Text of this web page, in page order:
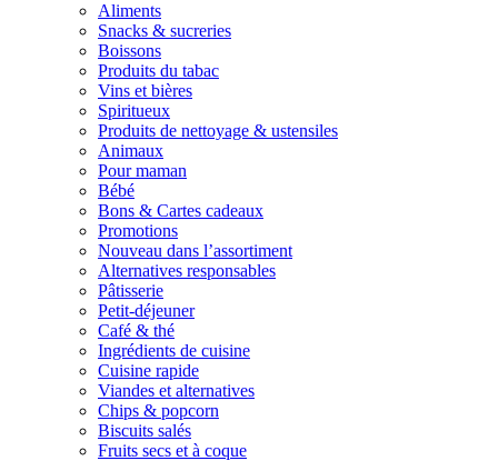
Aliments
Snacks & sucreries
Boissons
Produits du tabac
Vins et bières
Spiritueux
Produits de nettoyage & ustensiles
Animaux
Pour maman
Bébé
Bons & Cartes cadeaux
Promotions
Nouveau dans l’assortiment
Alternatives responsables
Pâtisserie
Petit-déjeuner
Café & thé
Ingrédients de cuisine
Cuisine rapide
Viandes et alternatives
Chips & popcorn
Biscuits salés
Fruits secs et à coque